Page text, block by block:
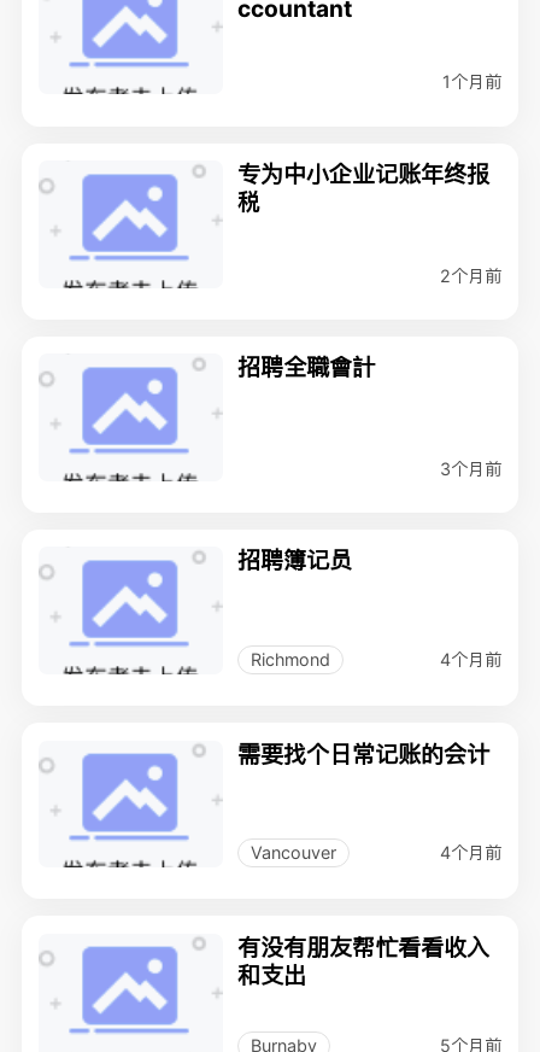
ccountant
1个月前
专为中小企业记账年终报
税
2个月前
招聘全職會計
3个月前
招聘簿记员
Richmond 4个月前
需要找个日常记账的会计
Vancouver 4个月前
有没有朋友帮忙看看收入
和支出
Burnaby 5个月前